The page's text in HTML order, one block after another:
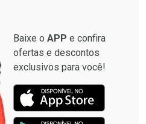
Baixe o APP e confira
ofertas e descontos
exclusivos para você!